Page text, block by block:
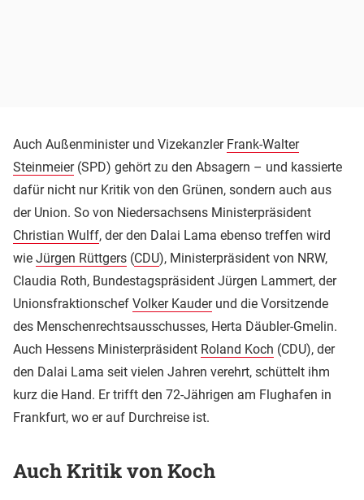
Auch Außenminister und Vizekanzler Frank-Walter
Steinmeier(SPD) gehört zu den Absagern – und kassierte
dafür nicht nur Kritik von den Grünen, sondern auch aus
der Union. So von Niedersachsens Ministerpräsident
Christian Wulff, der den Dalai Lama ebenso treffen wird
wie Jürgen Rüttgers (CDU), Ministerpräsident von NRW,
Claudia Roth, Bundestagspräsident Jürgen Lammert, der
Unionsfraktionschef Volker Kauderund die Vorsitzende
des Menschenrechtsausschusses, Herta Däubler-Gmelin.
Auch Hessens Ministerpräsident Roland Koch (CDU), der
den Dalai Lama seit vielen Jahren verehrt, schüttelt ihm
kurz die Hand. Er trifft den 72-Jährigen am Flughafen in
Frankfurt, wo er auf Durchreise ist.
Auch Kritik von Koch